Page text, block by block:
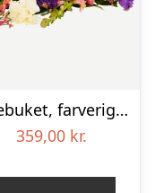
Bårebuket, farverig (Floristens kreative valg)
359,00 kr.